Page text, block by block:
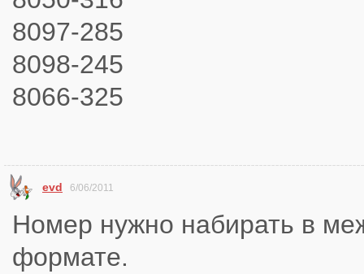
8097-285
8098-245
8066-325
evd 6/06/2011
Номер нужно набирать в
формате.